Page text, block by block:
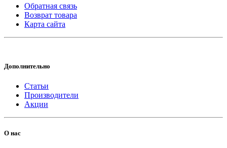
Обратная связь
Возврат товара
Карта сайта
Дополнительно
Статьи
Производители
Акции
О нас